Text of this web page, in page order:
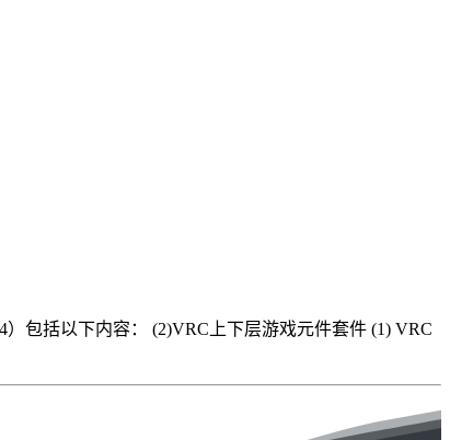
包括以下内容： (2)VRC上下层游戏元件套件 (1) VRC